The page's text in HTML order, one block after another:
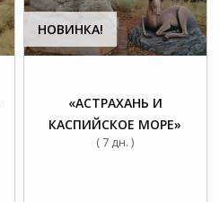
НОВИНКА!
«АСТРАХАНЬ И
КАСПИЙСКОЕ МОРЕ»
( 7 дн. )